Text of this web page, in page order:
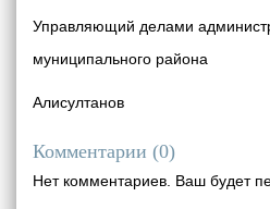
Управляющий делами
муниципального района
Алисултанов
Комментарии (0)
Нет комментариев. Ваш будет